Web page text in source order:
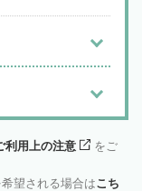
利用上の注意
をご
望される場合はこち